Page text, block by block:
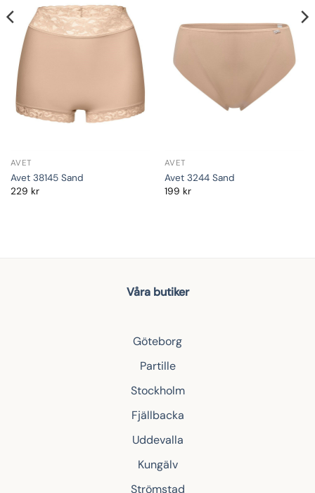
AVET
Avet 38145 Sand
229 kr
AVET
Avet 3244 Sand
199 kr
Våra butiker
Göteborg
Partille
Stockholm
Fjällbacka
Uddevalla
Kungälv
Strömstad